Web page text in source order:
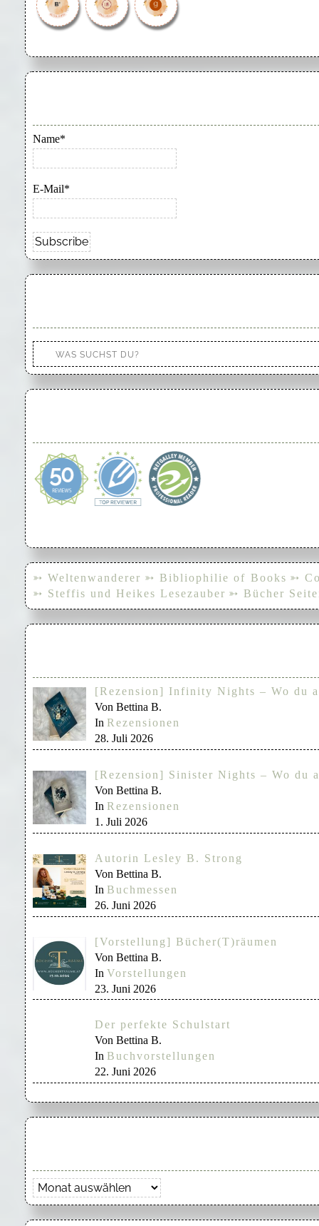
Name*
E-Mail*
➳ Weltenwanderer ➳ Bibliophilie of Books ➳
➳ Steffis und Heikes Lesezauber ➳ Bücher
[Rezension] Infinity Nights – Wo du
Von Bettina B.
In Rezensionen
28. Juli 2026
[Rezension] Sinister Nights – Wo du
Von Bettina B.
In Rezensionen
1. Juli 2026
Autorin Lesley B. Strong
Von Bettina B.
In Buchmessen
26. Juni 2026
[Vorstellung] Bücher(T)räumen
Von Bettina B.
In Vorstellungen
23. Juni 2026
Der perfekte Schulstart
Von Bettina B.
In Buchvorstellungen
22. Juni 2026
Archiv